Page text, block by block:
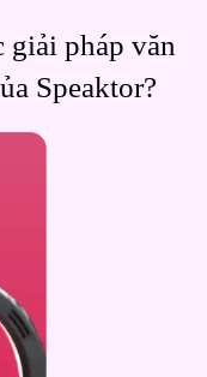
pháp văn
Speaktor?